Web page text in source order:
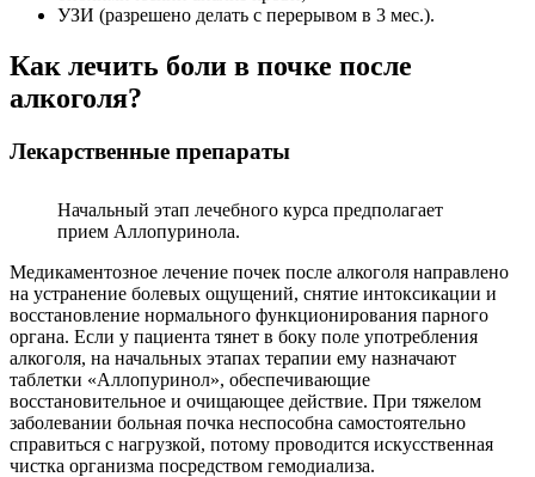
УЗИ (разрешено делать с перерывом в 3 мес.).
Как лечить боли в почке после
алкоголя?
Лекарственные препараты
Начальный этап лечебного курса предполагает
прием Аллопуринола.
Медикаментозное лечение почек после алкоголя направлено
на устранение болевых ощущений, снятие интоксикации и
восстановление нормального функционирования парного
органа. Если у пациента тянет в боку поле употребления
алкоголя, на начальных этапах терапии ему назначают
таблетки «Аллопуринол», обеспечивающие
восстановительное и очищающее действие. При тяжелом
заболевании больная почка неспособна самостоятельно
справиться с нагрузкой, потому проводится искусственная
чистка организма посредством гемодиализа.